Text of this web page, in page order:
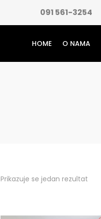
091 561-3254
HOME O NAMA
Prikazuje se jedan rezultat